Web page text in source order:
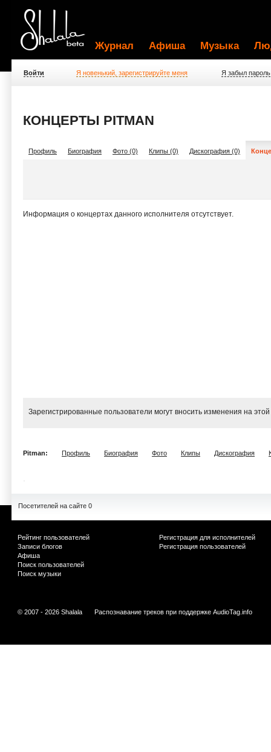
Журнал Афиша Музыка
Войти Я новенький, зарегистрируйте меня Я забыл пароль
КОНЦЕРТЫ PITMAN
Профиль Биография Фото (0) Клипы (0) Дискография (0)
Информация о концертах данного исполнителя отсутствует.
Зарегистрированные пользователи могут вносить изменения на
Pitman: Профиль Биография Фото Клипы Дискография
Посетителей на сайте 0
Рейтинг пользователей
Записи блогов
Афиша
Поиск пользователей
Поиск музыки
Регистрация для исполнителей
Регистрация пользователей
© 2007 - 2026 Shalala Распознавание треков при поддержке AudioTag.info